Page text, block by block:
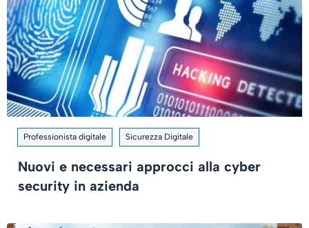
Professionista digitale Sicurezza Digitale
Nuovi e necessari approcci alla cyber
security in azienda